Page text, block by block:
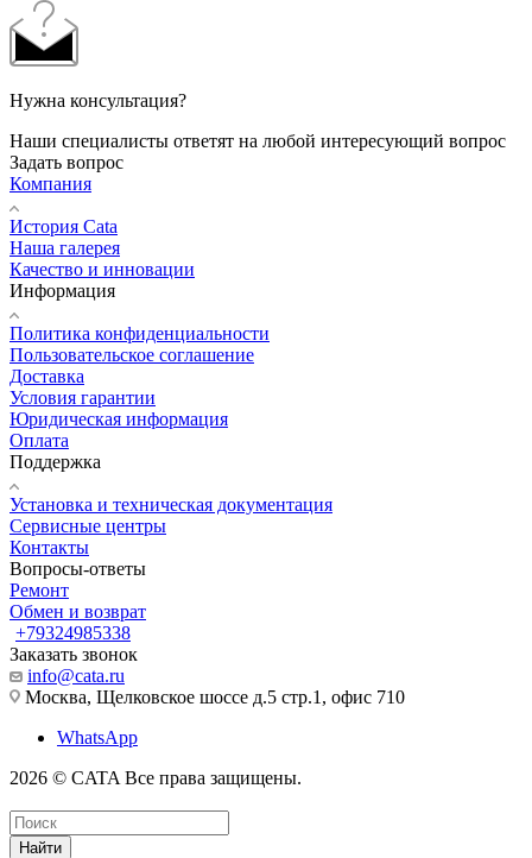
Нужна консультация?
Наши специалисты ответят на любой интересующий вопрос
Задать вопрос
Компания
История Cata
Наша галерея
Качество и инновации
Информация
Политика конфиденциальности
Пользовательское соглашение
Доставка
Условия гарантии
Юридическая информация
Оплата
Поддержка
Установка и техническая документация
Сервисные центры
Контакты
Вопросы-ответы
Ремонт
Обмен и возврат
+79324985338
Заказать звонок
info@cata.ru
Москва, Щелковское шоссе д.5 стр.1, офис 710
WhatsApp
2026 © CATA Все права защищены.
Найти